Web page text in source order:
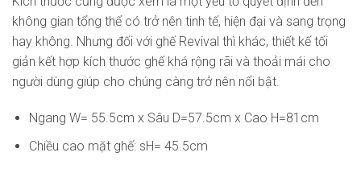
không gian tổng thể có trở nên tinh tế, hiện đại và sang trọng
hay không. Nhưng đối với ghế Revival thì khác, thiết kế tối
giản kết hợp kích thước ghế khá rộng rãi và thoải mái cho
người dùng giúp cho chúng càng trở nên nổi bật.
Ngang W= 55.5cm x Sâu D=57.5cm x Cao H=81cm
Chiều cao mặt ghế: sH= 45.5cm